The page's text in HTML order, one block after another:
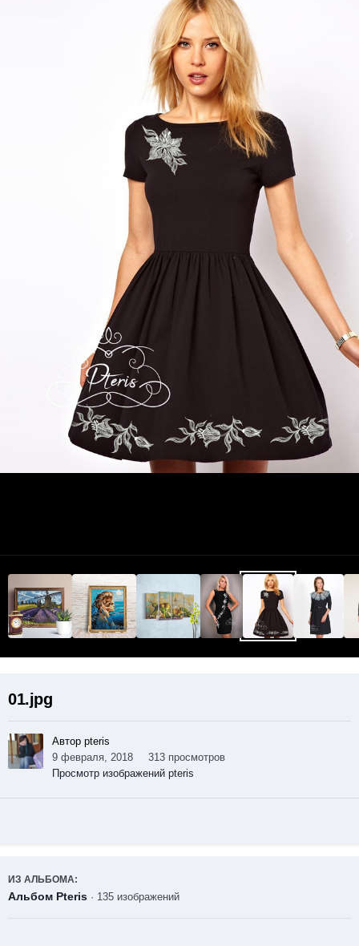
01.jpg
Автор pteris
9 февраля, 2018
313 просмотров
Просмотр изображений pteris
ИЗ АЛЬБОМА:
Альбом Pteris · 135 изображений